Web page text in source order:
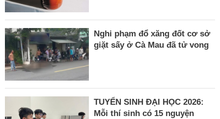
Nghi phạm đổ xăng đốt cơ sở
giặt sấy ở Cà Mau đã tử vong
TUYỂN SINH ĐẠI HỌC 2026:
Mỗi thí sinh có 15 nguyện